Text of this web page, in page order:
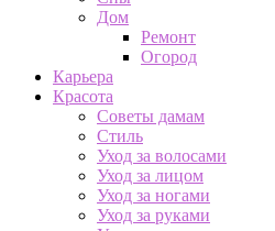
Дом
Ремонт
Огород
Карьера
Красота
Советы дамам
Стиль
Уход за волосами
Уход за лицом
Уход за ногами
Уход за руками